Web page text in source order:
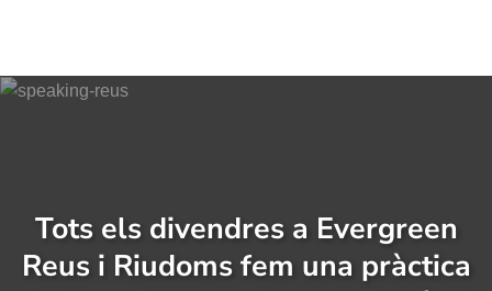
Tots els divendres a Evergreen
Reus i Riudoms fem una pràctica